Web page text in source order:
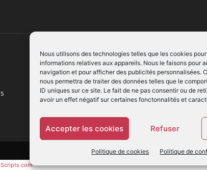
Nous utilisons des technologies telles que les cookies
informations relatives aux appareils. Nous le faisons pour
navigation et pour afficher des publicités personnalisées.
nous permettra de traiter des données telles que le
ID uniques sur ce site. Le fait de ne pas consentir ou de
avoir un effet négatif sur certaines fonctonnalités et
Accepter les cookies Refuser
Politique de cookies Politique de
SUIVEZ NOUS